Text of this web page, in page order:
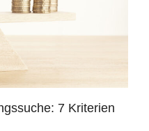
7 Kriterien